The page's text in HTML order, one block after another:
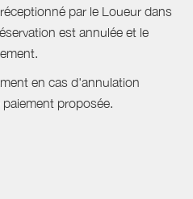
par le Loueur dans
est annulée et le
en cas d'annulation
proposée.